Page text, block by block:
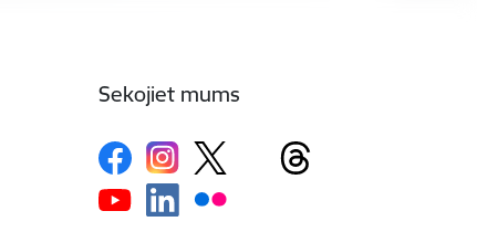
Sekojiet mums